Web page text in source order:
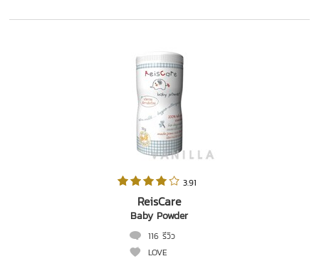
3.91
ReisCare
Baby Powder
116 รีวิว
LOVE